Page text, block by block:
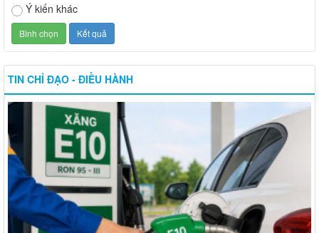
Ý kiến khác
TIN CHỈ ĐẠO - ĐIỀU HÀNH